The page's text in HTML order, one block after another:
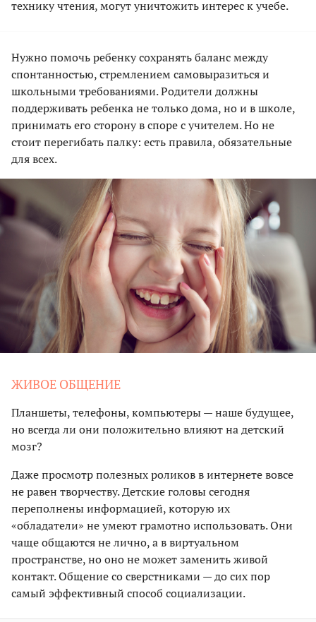
технику чтения, могут уничтожить интерес к учебе.
Нужно помочь ребенку сохранять баланс между
спонтанностью, стремлением самовыразиться и
школьными требованиями. Родители должны
поддерживать ребенка не только дома, но и в школе,
принимать его сторону в споре с учителем. Но не
стоит перегибать палку: есть правила, обязательные
для всех.
ЖИВОЕ ОБЩЕНИЕ
Планшеты, телефоны, компьютеры — наше будущее,
но всегда ли они положительно влияют на детский
мозг?
Даже просмотр полезных роликов в интернете вовсе
не равен творчеству. Детские головы сегодня
переполнены информацией, которую их
«обладатели» не умеют грамотно использовать. Они
чаще общаются не лично, а в виртуальном
пространстве, но оно не может заменить живой
контакт. Общение со сверстниками — до сих пор
самый эффективный способ социализации.